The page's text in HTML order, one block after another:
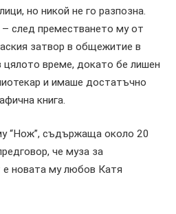
но никой не го разпозна.
след преместването му от
затвор в общежитие в
цялото време, докато бе лишен
и имаше достатъчно
книга.
“Нож”, съдържаща около 20
че муза за
новата му любов Катя